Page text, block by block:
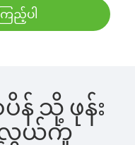
ြည့်ပါ
ပိန် သို့ ဖုန်း
လွယ်ကူ